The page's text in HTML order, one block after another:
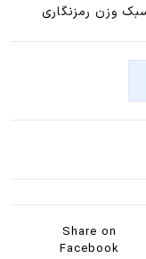
Share on
Facebook